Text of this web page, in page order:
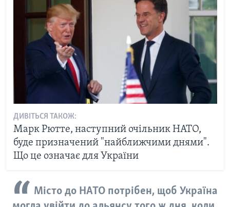
ДИВІТЬСЯ ТАКОЖ:
Марк Рютте, наступний очільник НАТО,
буде призначений "найближчими днями".
Що це означає для України
​Місто до НАТО потрібен, щоб Україна